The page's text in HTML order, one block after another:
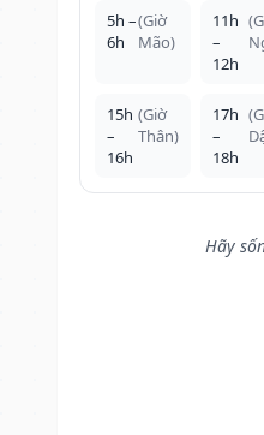
5h –
6h
(Giờ
Mão)
11h
–
12h
15h
–
16h
(Giờ
Thân)
17h
–
18h
Hãy